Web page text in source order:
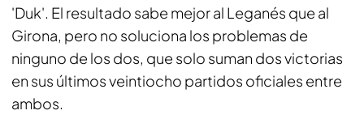
'Duk'. El resultado sabe mejor al Leganés que al
Girona, pero no soluciona los problemas de
ninguno de los dos, que solo suman dos victorias
en sus últimos veintiocho partidos oficiales entre
ambos.